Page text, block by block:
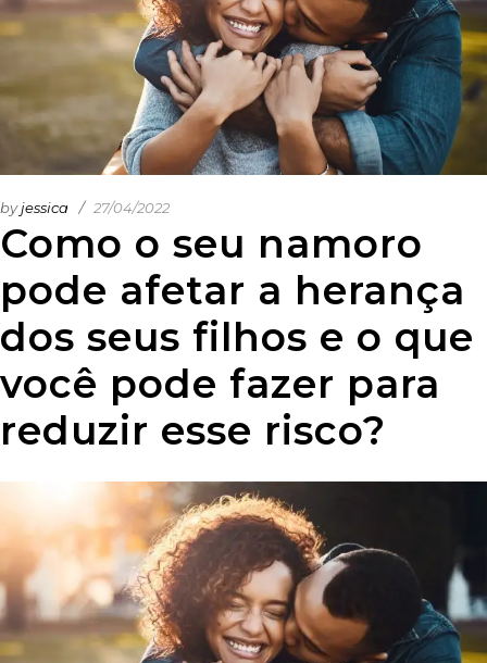
Como o seu namoro
pode afetar a herança
dos seus filhos e o que
você pode fazer para
reduzir esse risco?
byjessica 27/04/2022